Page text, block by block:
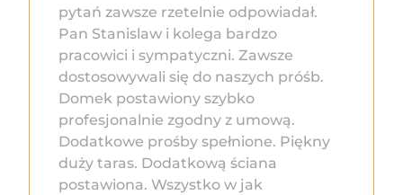
pytań zawsze rzetelnie odpowiadał.
Pan Stanislaw i kolega bardzo
pracowici i sympatyczni. Zawsze
dostosowywali się do naszych próśb.
Domek postawiony szybko
profesjonalnie zgodny z umową.
Dodatkowe prośby spełnione. Piękny
duży taras. Dodatkową ściana
postawiona. Wszystko w jak